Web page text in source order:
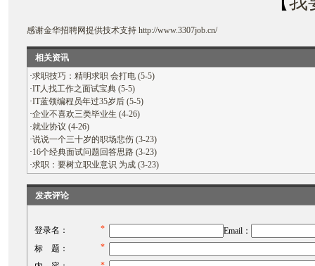
感谢金华招聘网提供技术支持 http://www.3307job.cn/
相关资讯
·求职技巧：精明求职 会打电 (5-5)
·IT人找工作之面试宝典 (5-5)
·IT蓝领编程员年过35岁后 (5-5)
·企业不喜欢三类毕业生 (4-26)
·就业协议 (4-26)
·说说一个三十岁的职场悲伤 (3-23)
·16个经典面试问题回答思路 (3-23)
·求职：要树立职业意识 为成 (3-23)
发表评论
登录名： *
Email：
标 题：
*